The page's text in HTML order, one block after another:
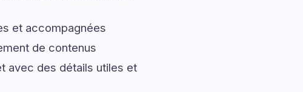
et accompagnées
de contenus
avec des détails utiles et